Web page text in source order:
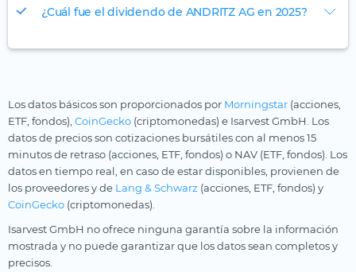
¿Cuál fue el dividendo de ANDRITZ AG en 2025?
Los datos básicos son proporcionados por Morningstar (acciones,
ETF, fondos), CoinGecko (criptomonedas) e Isarvest GmbH. Los
datos de precios son cotizaciones bursátiles con al menos 15
minutos de retraso (acciones, ETF, fondos) o NAV (ETF, fondos). Los
datos en tiempo real, en caso de estar disponibles, provienen de
los proveedores y de Lang & Schwarz (acciones, ETF, fondos) y
CoinGecko (criptomonedas).
Isarvest GmbH no ofrece ninguna garantía sobre la información
mostrada y no puede garantizar que los datos sean completos y
precisos.